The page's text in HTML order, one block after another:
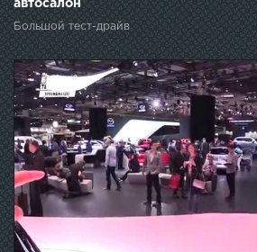
автосалон
Большой тест-драйв